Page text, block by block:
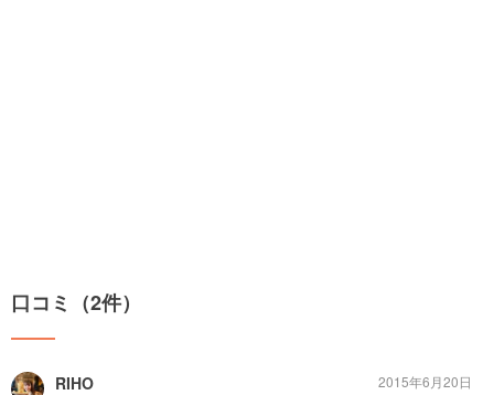
口コミ（2件）
RIHO
2015年6月20日